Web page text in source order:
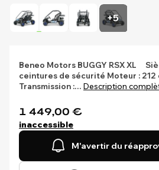
+5
Beneo Motors BUGGY RSX XL
ceintures de sécurité Moteur : 212
Transmission :… Description
1 449,00 €
inaccessible
M'avertir du